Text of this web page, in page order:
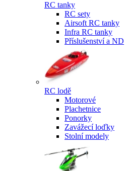
RC tanky
RC sety
Airsoft RC tanky
Infra RC tanky
Příslušenství a ND
RC lodě
Motorové
Plachetnice
Ponorky
Zavážecí loďky
Stolní modely